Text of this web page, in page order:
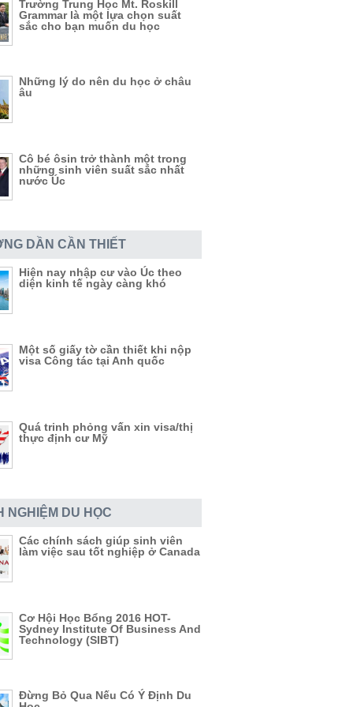
Trường Trung Học Mt. Roskill
Grammar là một lựa chọn suất
sắc cho bạn muốn du học
Những lý do nên du học ở châu
âu
Cô bé ôsin trở thành một trong
những sinh viên suất sắc nhất
nước Úc
DẦN CẦN THIẾT
Hiện nay nhập cư vào Úc theo
diện kinh tế ngày càng khó
Một số giấy tờ cần thiết khi nộp
visa Công tác tại Anh quốc
Quá trinh phỏng vấn xin visa/thị
thực định cư Mỹ
NGHIỆM DU HỌC
Các chính sách giúp sinh viên
làm việc sau tốt nghiệp ở Canada
Cơ Hội Học Bổng 2016 HOT-
Sydney Institute Of Business And
Technology (SIBT)
Đừng Bỏ Qua Nếu Có Ý Định Du